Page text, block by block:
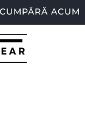
ACUM